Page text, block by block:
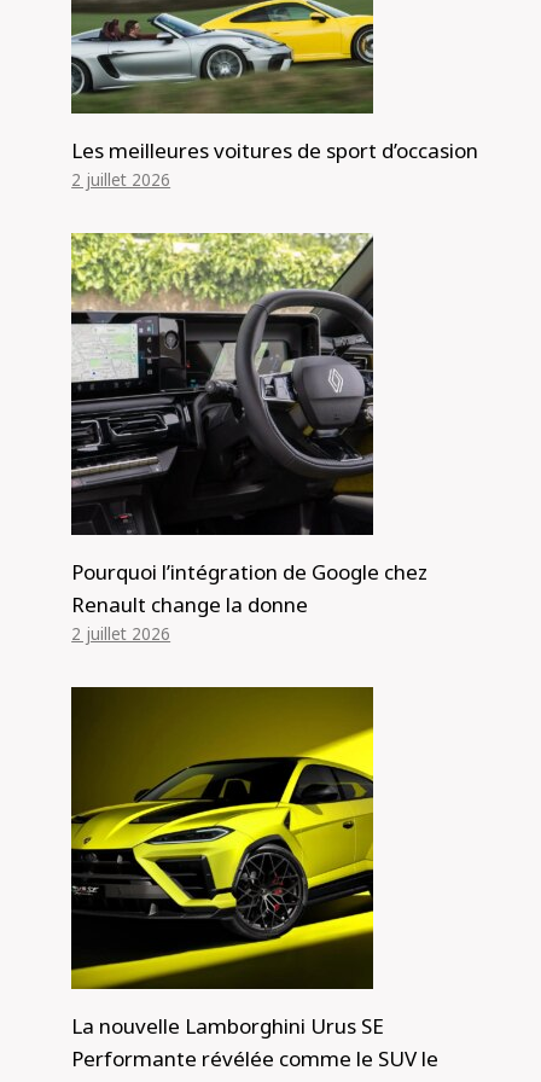
Les meilleures voitures de sport d’occasion
2 juillet 2026
Pourquoi l’intégration de Google chez
Renault change la donne
2 juillet 2026
La nouvelle Lamborghini Urus SE
Performante révélée comme le SUV le